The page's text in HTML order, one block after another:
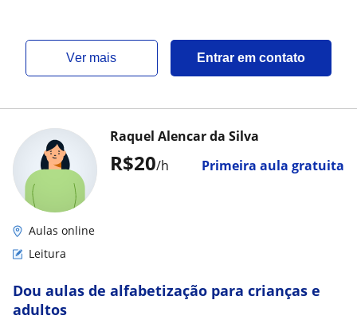
ver mais Entrar em contato
R$20/h Primeira aula gratuita
Raquel Alencar da Silva
Aulas online
Leitura
Dou aulas de alfabetização para crianças e
adultos